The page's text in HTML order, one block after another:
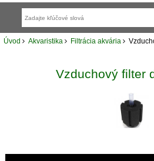
Úvod Akvaristika Filtrácia akvária
Vzduchový filter